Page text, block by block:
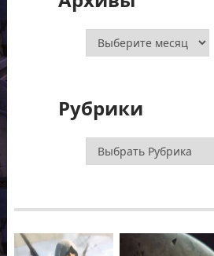
Архивы
Рубрики
Рубрики